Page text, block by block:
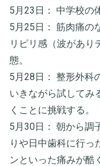
​5月23日： 中学校の
​5月25日： 筋肉痛の
リピリ感（波があり
態。
5月28日： 整形外科
いきながら試してみ
くことに挑戦する。
5月30日： 朝から調
りや日中歯科に行っ
ンといった痛みが酷